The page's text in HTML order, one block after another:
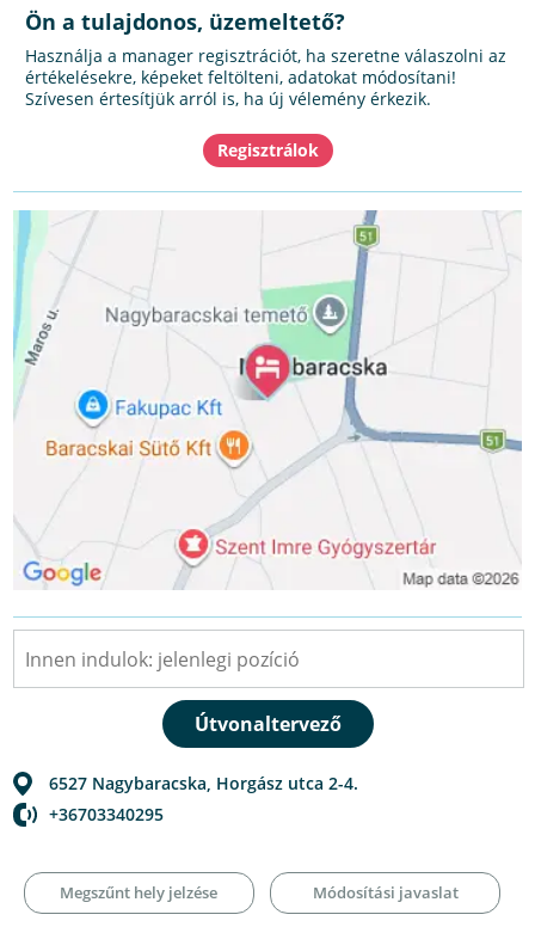
Ön a tulajdonos, üzemeltető?
Használja a manager regisztrációt, ha szeretne válaszolni az
értékelésekre, képeket feltölteni, adatokat módosítani!
Szívesen értesítjük arról is, ha új vélemény érkezik.
6527 Nagybaracska, Horgász utca 2-4.
+36703340295
Megszűnt hely jelzése Módosítási javaslat